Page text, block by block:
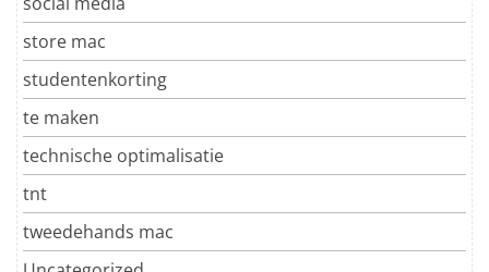
store mac
studentenkorting
te maken
technische optimalisatie
tnt
tweedehands mac